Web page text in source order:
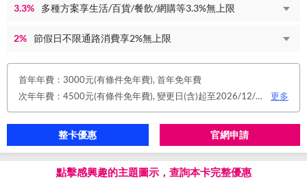
3.3% 多種方案享生活/百貨/餐飲/網購等3.3%無上限
2% 節假日不限通路消費享2%無上限
首年年費：3000元(有條件免年費), 首年免年費
次年年費：4500元(有條件免年費), 變更日(含)起至2026/12/31止，符合原卡別之免年費消費條件 或 使用台新信用卡數位帳單(包含電子/行動帳單)且生效，即享免年費優惠。
更多
整卡優惠 官網申請
點擊感興趣的主題圖示，查詢本卡完整優惠